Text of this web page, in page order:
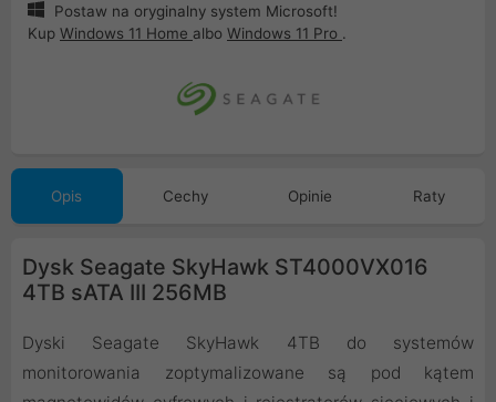
Postaw na oryginalny system Microsoft!
Kup Windows 11 Home albo Windows 11 Pro .
Opis Cechy Opinie Raty
Dysk Seagate SkyHawk ST4000VX016
4TB sATA III 256MB
Dyski Seagate SkyHawk 4TB do systemów
monitorowania zoptymalizowane są pod kątem